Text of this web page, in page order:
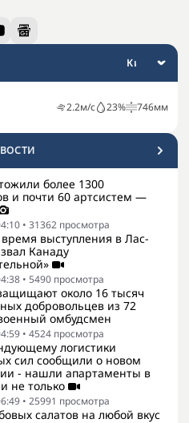
2.2м/с 23% 746мм
более 1300
и почти 60 артсистем —
• 31362 просмотра
выступления в Лас-
Канаду
• 5490 просмотра
около 16 тысяч
добровольцев из 72
омбудсмен
• 4524 просмотра
логистики
сил сообщили о новом
- нашли апартаменты в
не только
• 25991 просмотра
салатов на любой вкус